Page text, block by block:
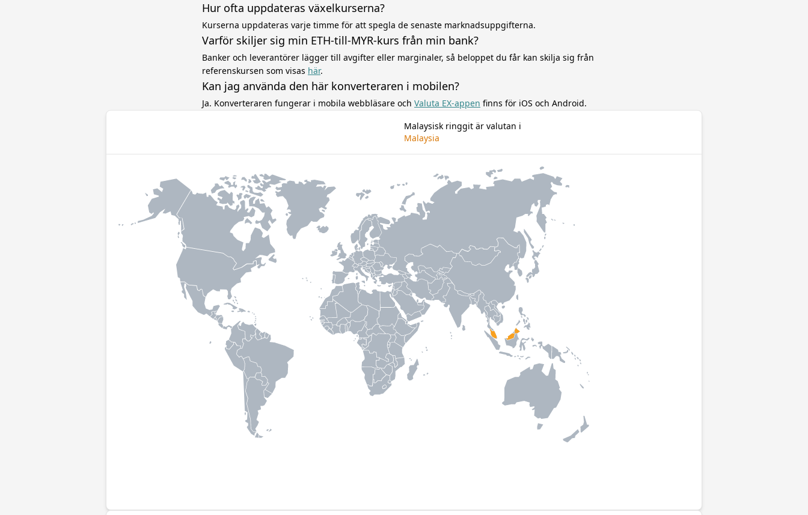
Hur ofta uppdateras växelkurserna?
Kurserna uppdateras varje timme för att spegla de senaste marknadsuppgifterna.
Varför skiljer sig min ETH-till-MYR-kurs från min bank?
Banker och leverantörer lägger till avgifter eller marginaler, så beloppet du får kan skilja sig från
referenskursen som visas här.
Kan jag använda den här konverteraren i mobilen?
Ja. Konverteraren fungerar i mobila webbläsare och Valuta EX-appen finns för iOS och Android.
Malaysisk ringgit är valutan i
Malaysia